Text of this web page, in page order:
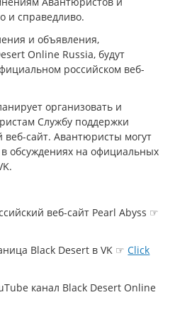
и справедливо.
и объявления,
Online Russia, будут
российском веб-
организовать и
Службу поддержки
сайт. Авантюристы могут
обсуждениях на официальных
веб-сайт Pearl Abyss ☞
Black Desert в VK ☞Click
канал Black Desert Online